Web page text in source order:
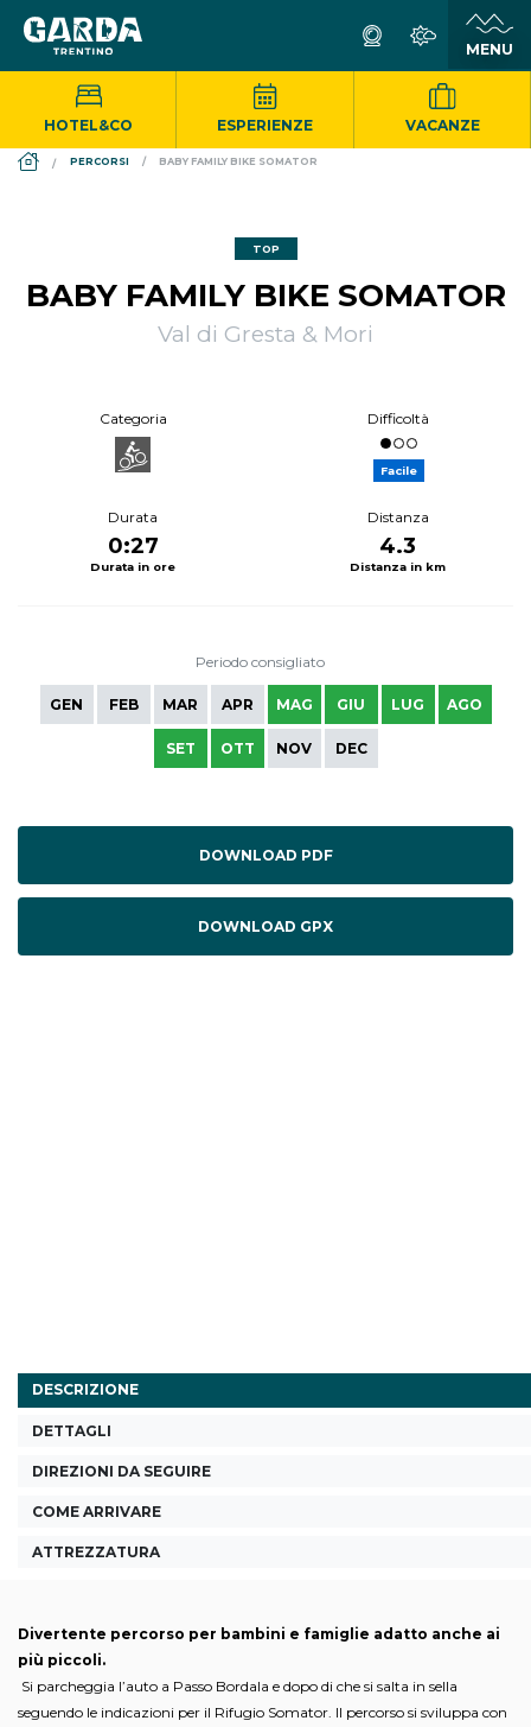
HOTEL&CO ESPERIENZE VACANZE
DS_BREADCRUMB.HOME
PERCORSI BABY FAMILY BIKE SOMATOR
TOP
BABY FAMILY BIKE SOMATOR
Val di Gresta & Mori
Categoria Difficoltà
Facile
Durata
0:27
Durata in ore
Distanza
4.3
Distanza in km
Periodo consigliato
GEN FEB MAR APR MAG GIU LUG AGO
SET OTT NOV DEC
DOWNLOAD PDF
DOWNLOAD GPX
DESCRIZIONE
DETTAGLI
DIREZIONI DA SEGUIRE
COME ARRIVARE
ATTREZZATURA
Divertente percorso per bambini e famiglie adatto anche ai
più piccoli.
Si parcheggia l’auto a Passo Bordala e dopo di che si salta in sella
seguendo le indicazioni per il Rifugio Somator. Il percorso si sviluppa con